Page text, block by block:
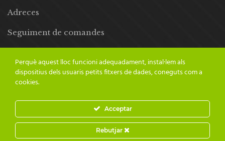
Adreces
Seguiment de comandes
© 2024 Adesiara Editorial | Tots els drets reservats | Preus amb
IVA inclòs |Grademorphic
Perquè aquest lloc funcioni adequadament, instal·lem als
dispositius dels usuaris petits fitxers de dades, coneguts com a
cookies.
Acceptar
Rebutjar